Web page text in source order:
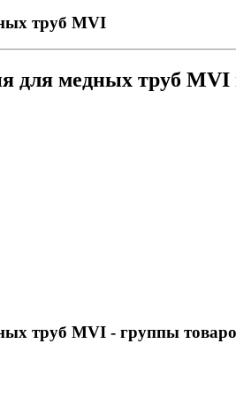
труб MVI
для медных труб
труб MVI - группы